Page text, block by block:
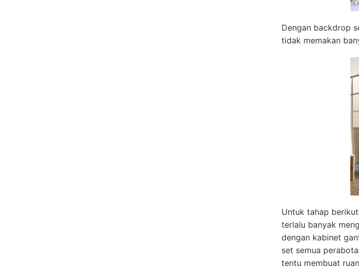
Dengan backdrop
tidak memakan
Untuk tahap
terlalu banyak
dengan kabinet
set semua
tentu membuat